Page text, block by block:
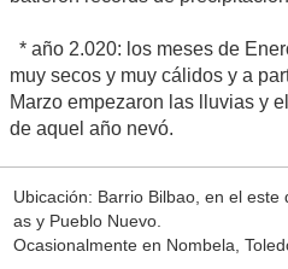
* año 2.020: los meses de
muy secos y muy cálidos y a
Marzo empezaron las lluvias y
de aquel año nevó.
Ubicación: Barrio Bilbao, en el
as y Pueblo Nuevo.
Ocasionalmente en Nombela,